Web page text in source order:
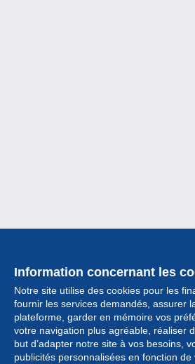
Information concernant les
Notre site utilise des cookies pour les
fournir les services demandés, assurer
plateforme, garder en mémoire vos
votre navigation plus agréable, réaliser
but d’adapter notre site à vos besoins,
publicités personnalisées en fonction de
Collection